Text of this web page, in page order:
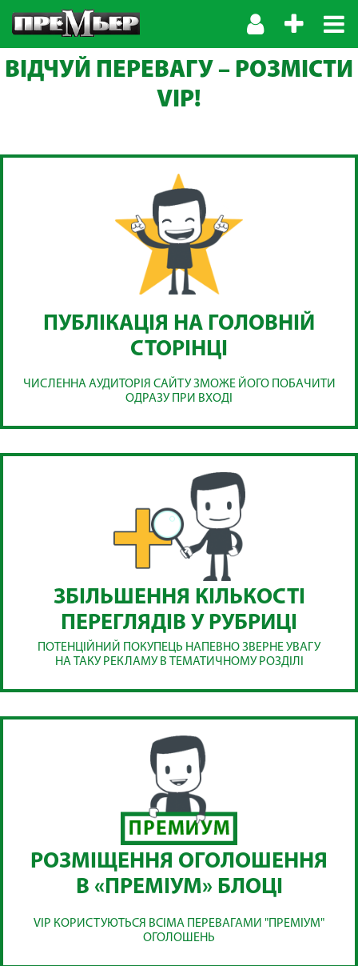
ВІДЧУЙ ПЕРЕВАГУ – РОЗМІСТИ
VIP!
ПУБЛІКАЦІЯ НА ГОЛОВНІЙ
СТОРІНЦІ
ЧИСЛЕННА АУДИТОРІЯ САЙТУ ЗМОЖЕ ЙОГО ПОБАЧИТИ
ОДРАЗУ ПРИ ВХОДІ
ЗБІЛЬШЕННЯ КІЛЬКОСТІ
ПЕРЕГЛЯДІВ У РУБРИЦІ
ПОТЕНЦІЙНИЙ ПОКУПЕЦЬ НАПЕВНО ЗВЕРНЕ УВАГУ
НА ТАКУ РЕКЛАМУ В ТЕМАТИЧНОМУ РОЗДІЛІ
РОЗМІЩЕННЯ ОГОЛОШЕННЯ
В «ПРЕМІУМ» БЛОЦІ
VIP КОРИСТУЮТЬСЯ ВСІМА ПЕРЕВАГАМИ "ПРЕМІУМ"
ОГОЛОШЕНЬ